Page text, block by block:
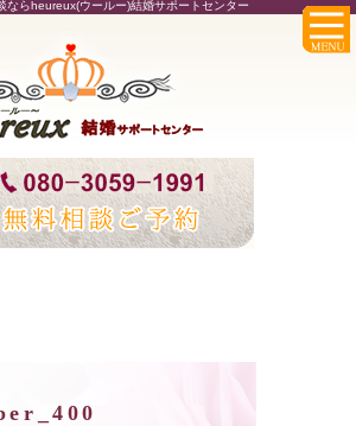
ならheureux(ウールー)結婚サポートセンター